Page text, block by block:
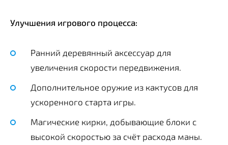
Улучшения игрового процесса:
Ранний деревянный аксессуар для
увеличения скорости передвижения.
Дополнительное оружие из кактусов для
ускоренного старта игры.
Магические кирки, добывающие блоки с
высокой скоростью за счёт расхода маны.